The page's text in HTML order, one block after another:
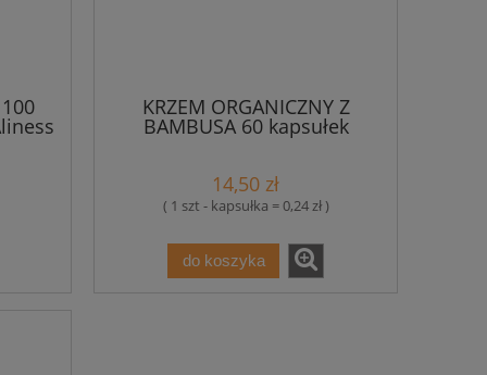
KRZEM ORGANICZNY Z
BAMBUSA 60 kapsułek
Medverita
14,50 zł
( 1 szt - kapsułka = 0,24 zł )
do koszyka